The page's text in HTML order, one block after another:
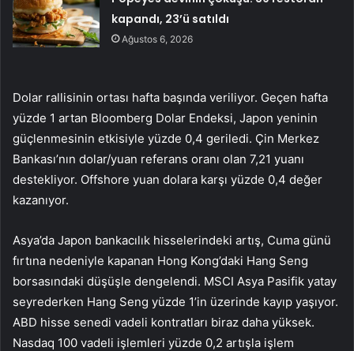
kapandı, 23’ü satıldı
Ağustos 6, 2026
Dolar rallisinin ortası hafta başında veriliyor. Geçen hafta
yüzde 1 artan Bloomberg Dolar Endeksi, Japon yeninin
güçlenmesinin etkisiyle yüzde 0,4 geriledi. Çin Merkez
Bankası’nın dolar/yuan referans oranı olan 7,21 yuanı
destekliyor. Offshore yuan dolara karşı yüzde 0,4 değer
kazanıyor.
Asya’da Japon bankacılık hisselerindeki artış, Cuma günü
fırtına nedeniyle kapanan Hong Kong’daki Hang Seng
borsasındaki düşüşle dengelendi. MSCI Asya Pasifik yatay
seyrederken Hang Seng yüzde 1’in üzerinde kayıp yaşıyor.
ABD hisse senedi vadeli kontratları biraz daha yüksek.
Nasdaq 100 vadeli işlemleri yüzde 0,2 artışla işlem